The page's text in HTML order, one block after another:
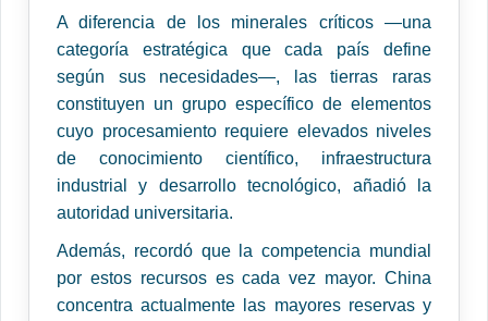
A diferencia de los minerales críticos —una
categoría estratégica que cada país define
según sus necesidades—, las tierras raras
constituyen un grupo específico de elementos
cuyo procesamiento requiere elevados niveles
de conocimiento científico, infraestructura
industrial y desarrollo tecnológico, añadió la
autoridad universitaria.
Además, recordó que la competencia mundial
por estos recursos es cada vez mayor. China
concentra actualmente las mayores reservas y